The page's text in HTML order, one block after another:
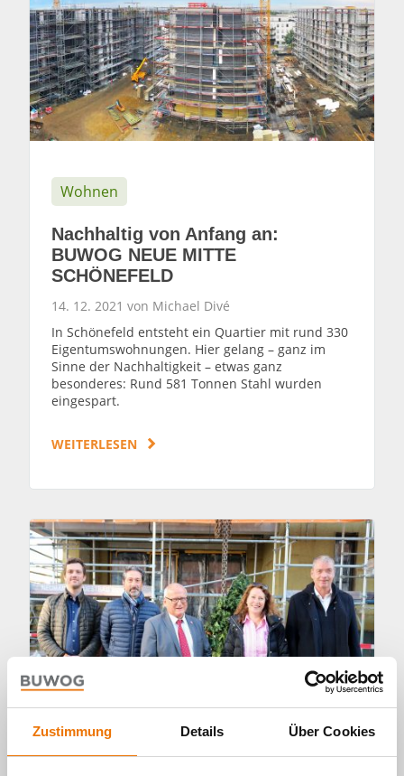
Zustimmung Details Über Cookies
Wohnen
Nachhaltig von Anfang an:
BUWOG NEUE MITTE
SCHÖNEFELD
14. 12. 2021 von Michael Divé
In Schönefeld entsteht ein Quartier mit rund 330
Eigentumswohnungen. Hier gelang – ganz im
Sinne der Nachhaltigkeit – etwas ganz
besonderes: Rund 581 Tonnen Stahl wurden
eingespart.
WEITERLESEN